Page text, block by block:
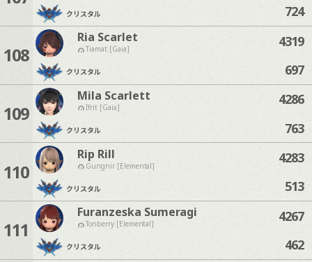
クリスタル
724
108
Ria Scarlet
Tiamat [Gaia]
クリスタル
4319
697
109
Mila Scarlett
Ifrit [Gaia]
クリスタル
4286
763
110
Rip Rill
Gungnir [Elemental]
クリスタル
4283
513
111
Furanzeska Sumeragi
Tonberry [Elemental]
クリスタル
4267
462